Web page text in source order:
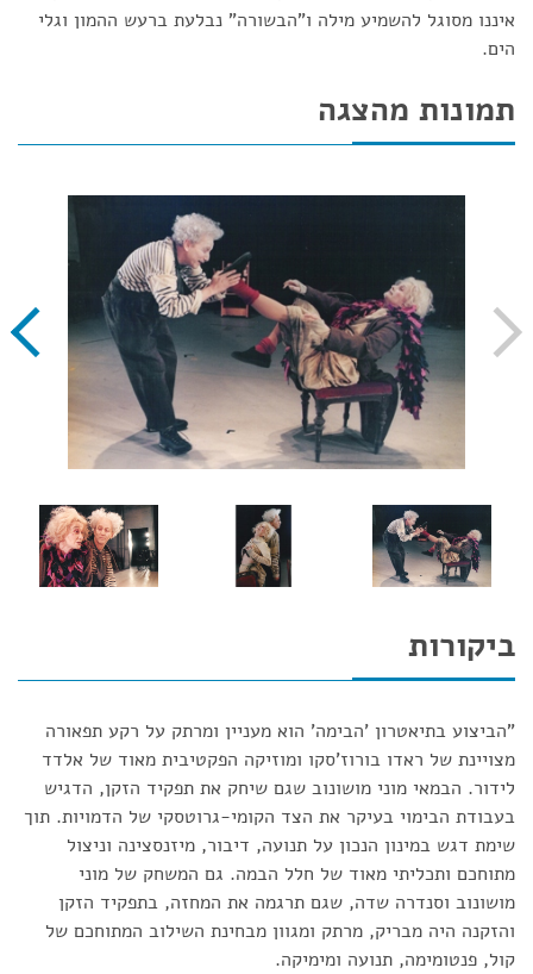
איננו מסוגל להשמיע מילה ו"הבשורה" נבלעת ברעש ההמון וגלי
הים.
תמונות מהצגה
ביקורות
"הביצוע בתיאטרון 'הבימה' הוא מעניין ומרתק על רקע תפאורה
מצויינת של ראדו בורוז'סקו ומוזיקה הפקטיבית מאוד של אלדד
לידור. הבמאי מוני מושונוב שגם שיחק את תפקיד הזקן, הדגיש
בעבודת הבימוי בעיקר את הצד הקומי-גרוטסקי של הדמויות. תוך
שימת דגש במינון הנכון על תנועה, דיבור, מיזנסצינה וניצול
מתוחכם ותכליתי מאוד של חלל הבמה. גם המשחק של מוני
מושונוב וסנדרה שדה, שגם תרגמה את המחזה, בתפקיד הזקן
והזקנה היה מבריק, מרתק ומגוון מבחינת השילוב המתוחכם של
קול, פנטומימה, תנועה ומימיקה.